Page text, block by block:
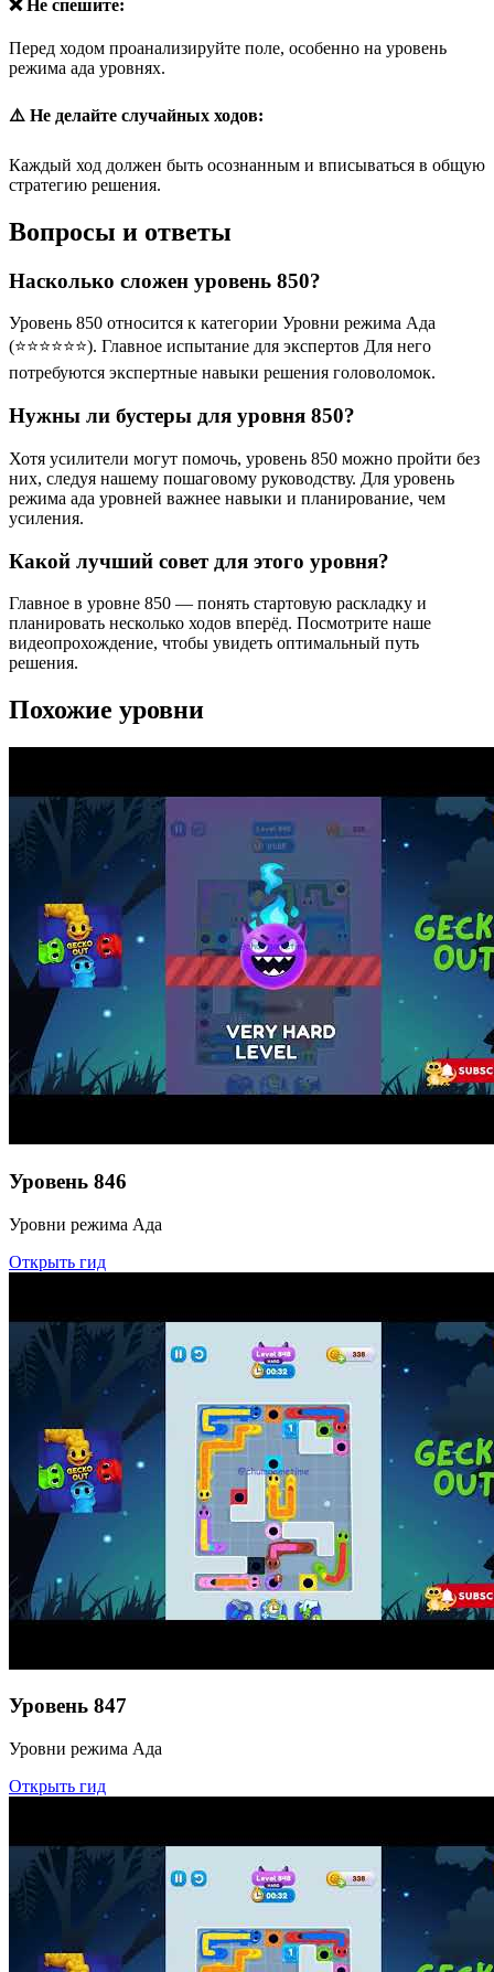
❌ Не спешите:
Перед ходом проанализируйте поле, особенно на уровень
режима ада уровнях.
⚠️ Не делайте случайных ходов:
Каждый ход должен быть осознанным и вписываться в общую
стратегию решения.
Вопросы и ответы
Насколько сложен уровень 850?
Уровень 850 относится к категории Уровни режима Ада
(⭐⭐⭐⭐⭐⭐). Главное испытание для экспертов Для него
потребуются экспертные навыки решения головоломок.
Нужны ли бустеры для уровня 850?
Хотя усилители могут помочь, уровень 850 можно пройти без
них, следуя нашему пошаговому руководству. Для уровень
режима ада уровней важнее навыки и планирование, чем
усиления.
Какой лучший совет для этого уровня?
Главное в уровне 850 — понять стартовую раскладку и
планировать несколько ходов вперёд. Посмотрите наше
видеопрохождение, чтобы увидеть оптимальный путь
решения.
Похожие уровни
Уровень 846
Уровни режима Ада
Открыть гид
Уровень 847
Уровни режима Ада
Открыть гид